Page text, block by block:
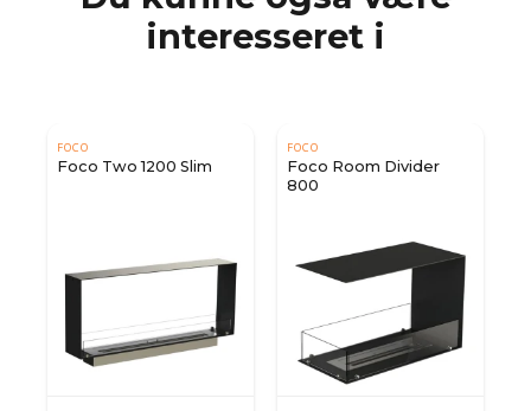
interesseret i
FOCO
Foco Two 1200 Slim
FOCO
Foco Room Divider
800